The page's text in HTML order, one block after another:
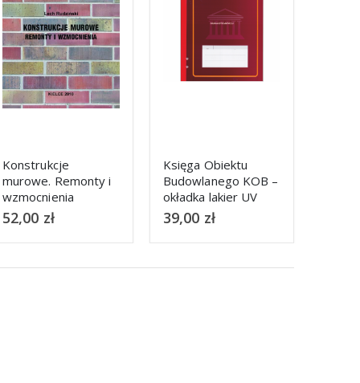
Księga Obiektu
Budowlanego KOB –
okładka lakier UV
[czerwona]
39,00 zł
BRAK W
MAGAZYNIE
Prawo zamówień
publicznych
Kosztorysowanie
robót budowlanych
46,00 zł